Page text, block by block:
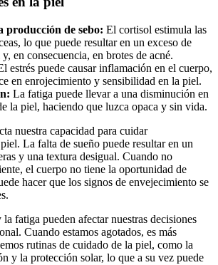
producción de sebo: El cortisol estimula las
lo que puede resultar en un exceso de
en consecuencia, en brotes de acné.
estrés puede causar inflamación en el cuerpo,
en enrojecimiento y sensibilidad en la piel.
La fatiga puede llevar a una disminución en
la piel, haciendo que luzca opaca y sin vida.
nuestra capacidad para cuidar
La falta de sueño puede resultar en un
y una textura desigual. Cuando no
el cuerpo no tiene la oportunidad de
hacer que los signos de envejecimiento se
fatiga pueden afectar nuestras decisiones
Cuando estamos agotados, es más
rutinas de cuidado de la piel, como la
y la protección solar, lo que a su vez puede